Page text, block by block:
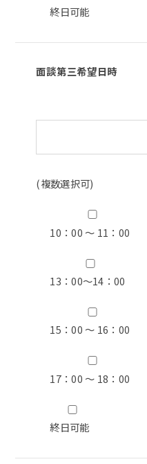
終日可能
面談第三希望日時
(複数選択可)
10：00 ～ 11：00
13：00〜14：00
15：00 ～ 16：00
17：00 ～ 18：00
終日可能